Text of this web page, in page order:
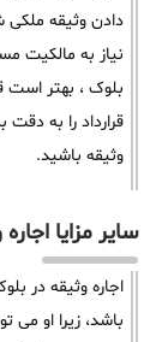
دادن وثیقه ملکی
نیاز به مالکیت
بلوک ، بهتر است
قرارداد را به دقت
وثیقه باشید.
سایر مزایا
اجاره وثیقه در
باشد، زیرا او می